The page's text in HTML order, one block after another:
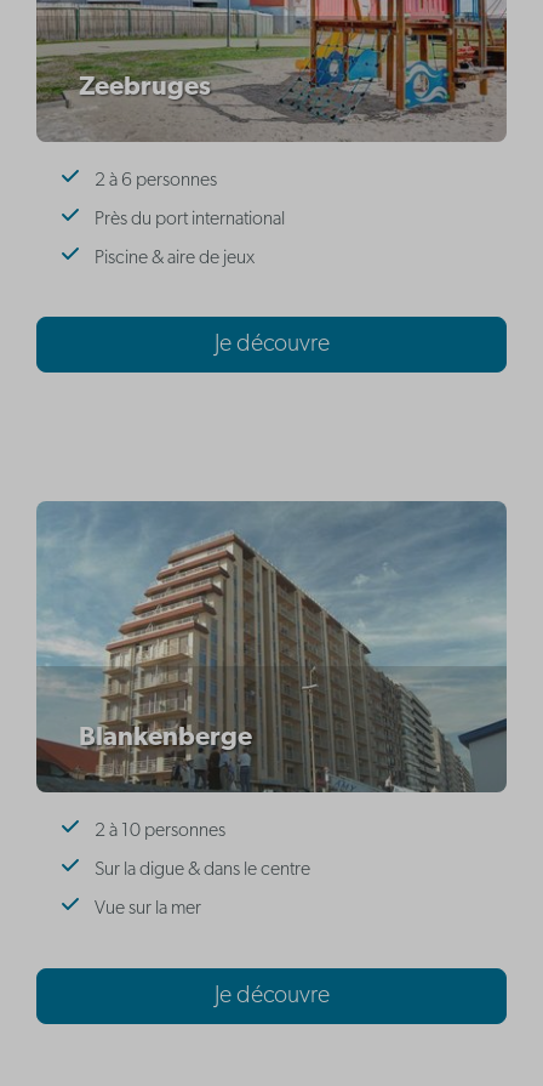
Zeebruges
2 à 6 personnes
Près du port international
Piscine & aire de jeux
Je découvre
Blankenberge
2 à 10 personnes
Sur la digue & dans le centre
Vue sur la mer
Je découvre